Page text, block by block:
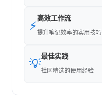
⚡
高效工作流
提升笔记效率的实用技巧
💡
最佳实践
社区精选的使用经验